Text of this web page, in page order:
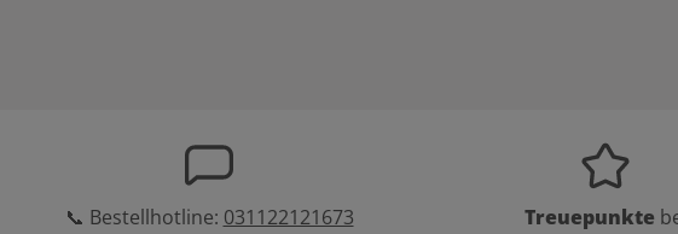
📞 Bestellhotline: 031122121673
Treuepunkte